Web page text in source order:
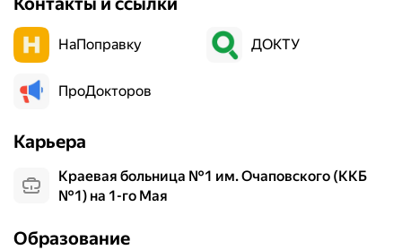
НаПоправку ДОКТУ
ПроДокторов
Карьера
Краевая больница №1 им. Очаповского (ККБ
№1) на 1-го Мая
Образование